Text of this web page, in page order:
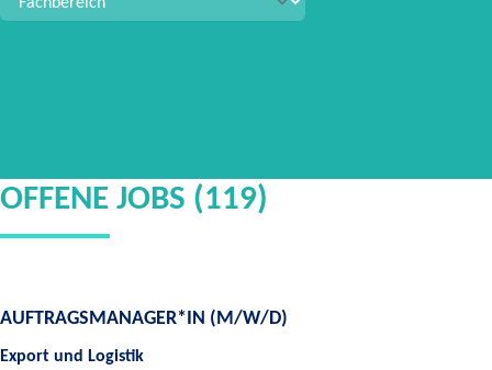
OFFENE JOBS (119)
AUFTRAGSMANAGER*IN (M/W/D)
Export und Logistik